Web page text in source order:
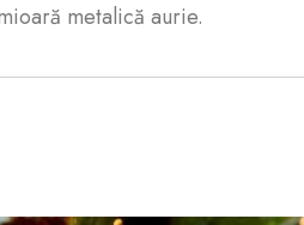
metalică aurie.